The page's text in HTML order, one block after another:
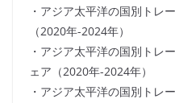
・アジア太平洋の国別トレ
（2020年-2024年）
・アジア太平洋の国別トレ
ェア（2020年-2024年）
・アジア太平洋の国別トレ